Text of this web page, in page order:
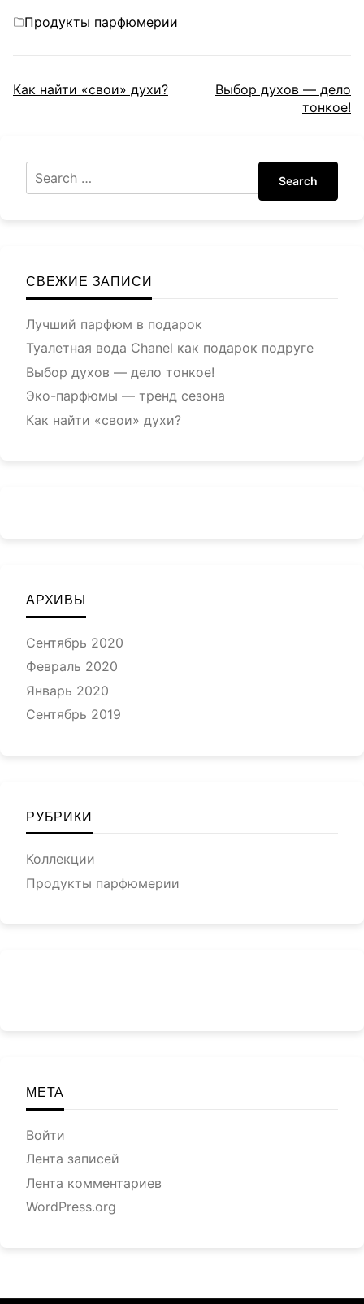
Categories
Продукты парфюмерии
Навигация
Как найти «свои» духи?
Выбор духов — дело
тонкое!
Search
СВЕЖИЕ ЗАПИСИ
Лучший парфюм в подарок
Туалетная вода Chanel как подарок подруге
Выбор духов — дело тонкое!
Эко-парфюмы — тренд сезона
Как найти «свои» духи?
АРХИВЫ
Сентябрь 2020
Февраль 2020
Январь 2020
Сентябрь 2019
РУБРИКИ
Коллекции
Продукты парфюмерии
МЕТА
Войти
Лента записей
Лента комментариев
WordPress.org